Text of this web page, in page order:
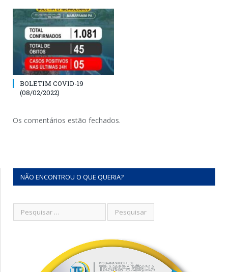
BOLETIM COVID-19
(08/02/2022)
Os comentários estão fechados.
NÃO ENCONTROU O QUE QUERIA?